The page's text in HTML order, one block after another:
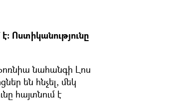
Ոստիկանությունը
նահանգի Լոս
են հնչել, մեկ
հայտնում է